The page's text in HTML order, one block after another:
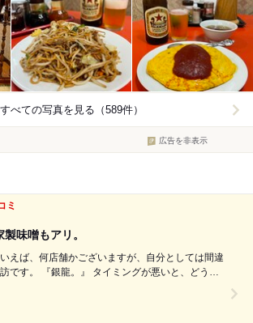
すべての写真を見る（589件）
広告を非表示
ミ
味噌もアリ。
えば、何店舗かございますが、自分としては間違
が悪いと、どうし